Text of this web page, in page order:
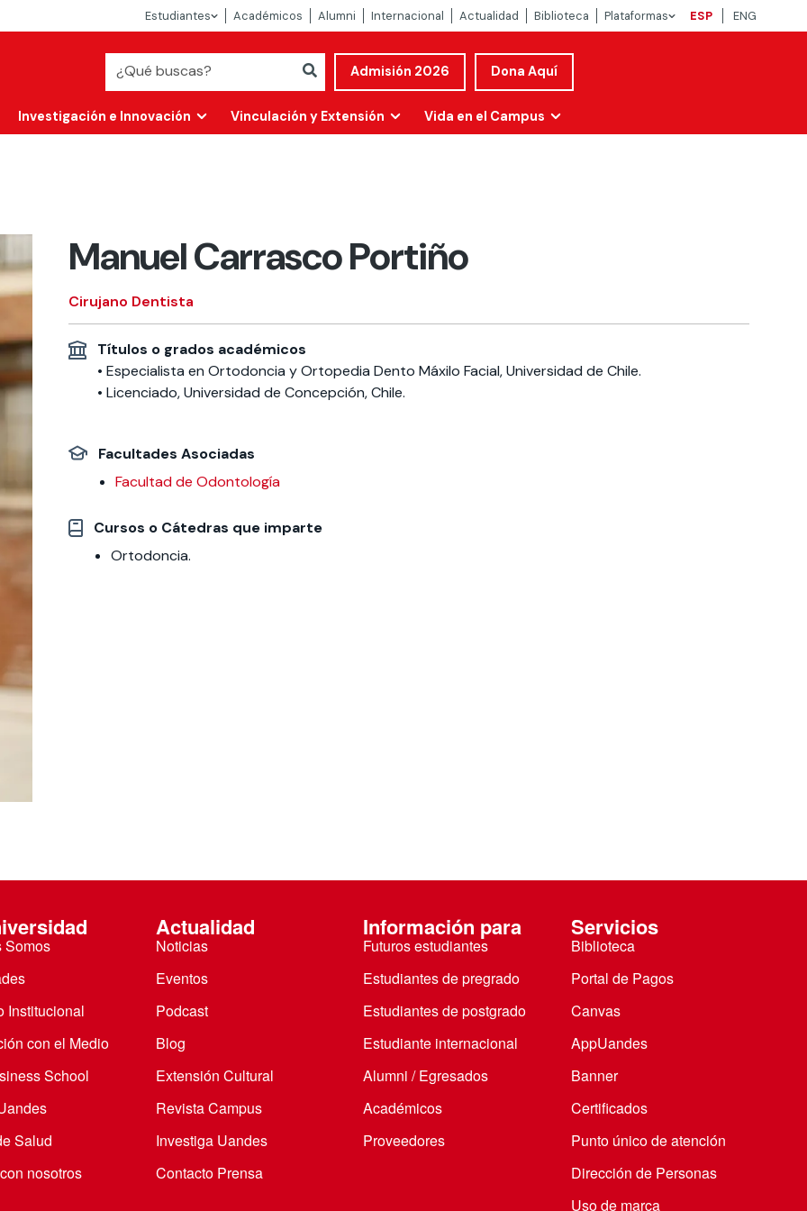
Estudiantes Académicos Alumni Internacional Actualidad Biblioteca Plataformas ESP ENG
Admisión 2026 Dona Aquí
Investigación e Innovación Vinculación y Extensión Vida en el Campus
estudiantiles
Manuel Carrasco Portiño
Cirujano Dentista
Títulos o grados académicos
• Especialista en Ortodoncia y Ortopedia Dento Máxilo Facial, Universidad de Chile.
• Licenciado, Universidad de Concepción, Chile.
Facultades Asociadas
Facultad de Odontología
Cursos o Cátedras que imparte
Ortodoncia.
Somos
Institucional
con el Medio
School
Salud
nosotros
Actualidad
Noticias
Eventos
Podcast
Blog
Extensión Cultural
Revista Campus
Investiga Uandes
Contacto Prensa
Información para
Futuros estudiantes
Estudiantes de pregrado
Estudiantes de postgrado
Estudiante internacional
Alumni / Egresados
Académicos
Proveedores
Servicios
Biblioteca
Portal de Pagos
Canvas
AppUandes
Banner
Certificados
Punto único de atención
Dirección de Personas
Uso de marca